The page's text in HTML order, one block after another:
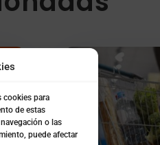
cookies para
de estas
o las
puede afectar